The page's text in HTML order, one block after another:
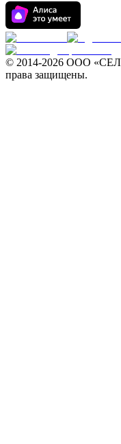
© 2014-2026 ООО
права защищены.